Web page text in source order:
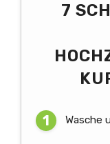
7
Wasche